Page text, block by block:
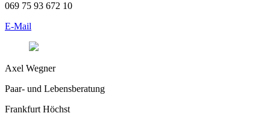
069 75 93 672 10
E-Mail
Axel Wegner
Paar- und Lebensberatung
Frankfurt Höchst